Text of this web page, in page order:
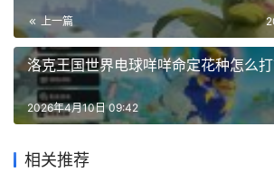
上一篇
洛克王国世界电球咩咩命定花种怎么打
2026年4月10日 09:42
相关推荐